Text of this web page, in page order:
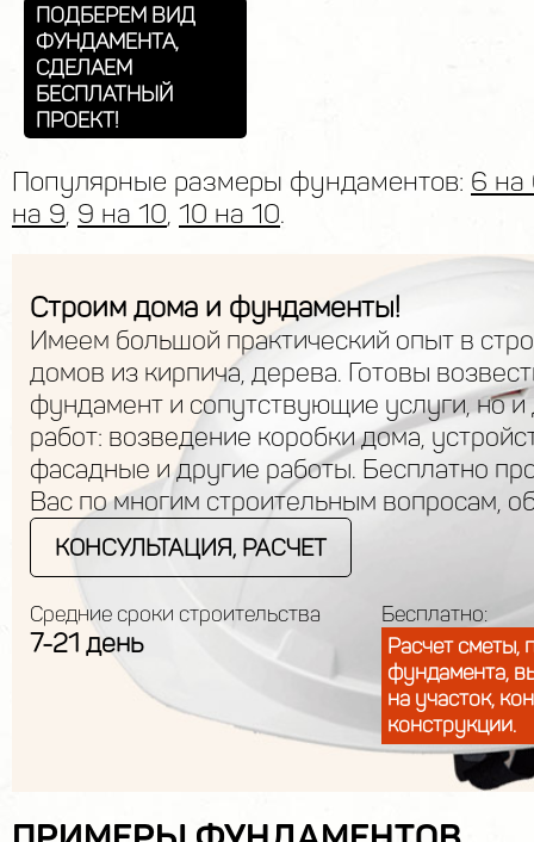
ПОДБЕРЕМ ВИД
ФУНДАМЕНТА,
СДЕЛАЕМ
БЕСПЛАТНЫЙ
ПРОЕКТ!
Популярные размеры фундаментов: 6 на
на 9, 9 на 10, 10 на 10.
Строим дома и фундаменты!
Имеем большой практический опыт в
домов из кирпича, дерева. Готовы
фундамент и сопутствующие услуги, но
работ: возведение коробки дома,
фасадные и другие работы. Бесплатно
Вас по многим строительным вопросам,
КОНСУЛЬТАЦИЯ, РАСЧЕТ
Средние сроки строительства
7-21 день
Бесплатно:
Расчет сметы,
фундамента,
на участок,
конструкции.